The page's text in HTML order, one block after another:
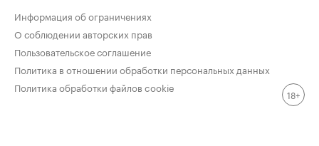
Информация об ограничениях
О соблюдении авторских прав
Пользовательское соглашение
Политика в отношении обработки персональных данных
Политика обработки файлов cookie
18+